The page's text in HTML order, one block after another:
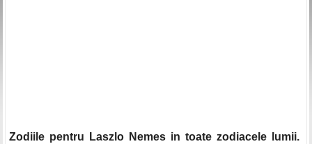
Zodiile pentru Laszlo Nemes in toate zodiacele lumii.